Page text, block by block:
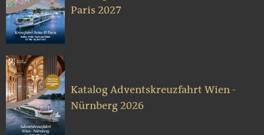
Paris 2027
Katalog Adventskreuzfahrt Wien -
Nürnberg 2026